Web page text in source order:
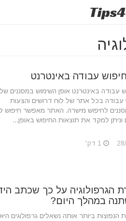
Tips
עבודה באינטרנט
עבודה באינטרנט אופן השימוש במסננים של
עבודה בכל אתר של לוח דרושים והצעות
לחיפוש מישרה. האתר מאפשר חיפוש
וניתן למקד את תוצאות החיפוש באופן...
הגרפולוגיה על כך שכתב
במהלך היום?
ביותר אותה נשאלים גרפולוגים